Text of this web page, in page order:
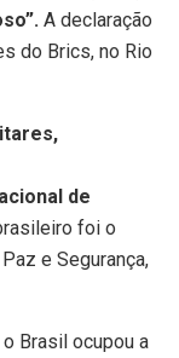
A declaração
do Brics, no Rio
de
foi o
e Segurança,
Brasil ocupou a